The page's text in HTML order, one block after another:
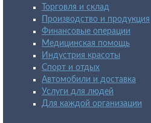
Торговля и склад
Производство и продукция
Финансовые операции
Медицинская помощь
Индустрия красоты
Спорт и отдых
Автомобили и доставка
Услуги для людей
Для каждой организации